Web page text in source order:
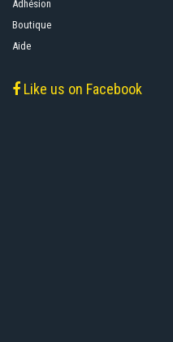
Adhésion
Boutique
Aide
Like us on Facebook